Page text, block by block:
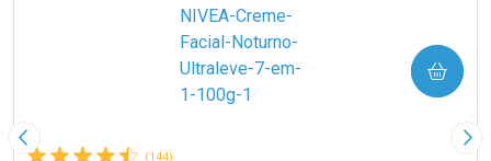
Imagem Anterior
(144)
COMPRAR